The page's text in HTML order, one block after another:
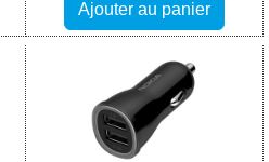
Ajouter au panier